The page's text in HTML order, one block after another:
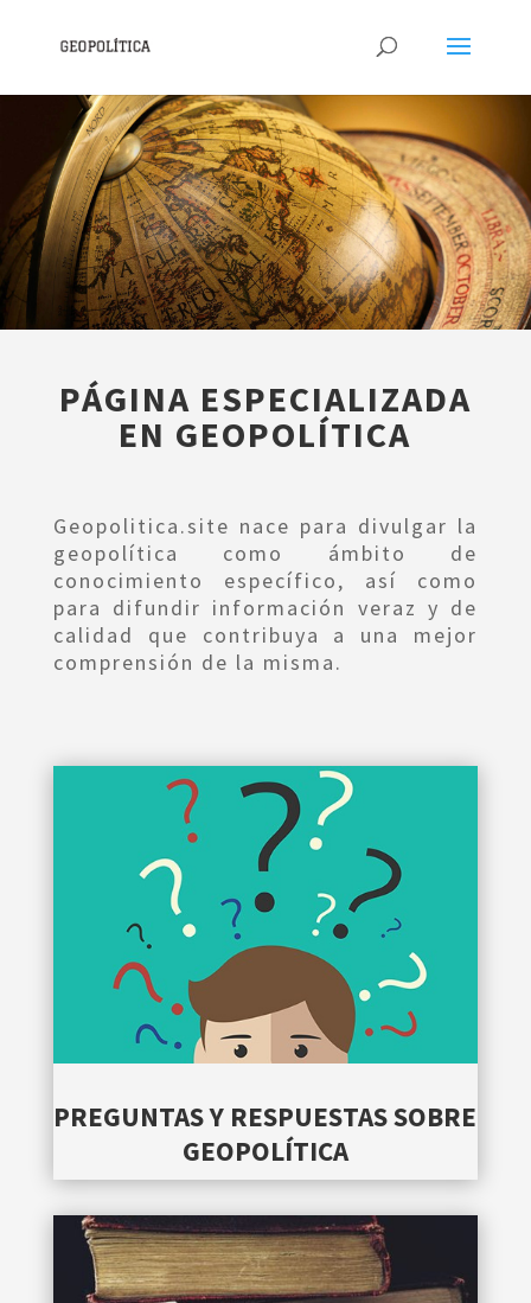
PÁGINA ESPECIALIZADA
EN GEOPOLÍTICA
Geopolitica.site nace para divulgar la
geopolítica como ámbito de
conocimiento específico, así como
para difundir información veraz y de
calidad que contribuya a una mejor
comprensión de la misma.
PREGUNTAS Y RESPUESTAS SOBRE
GEOPOLÍTICA